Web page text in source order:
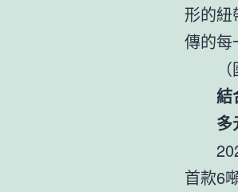
形的紐
傳的每
結
多
首款6